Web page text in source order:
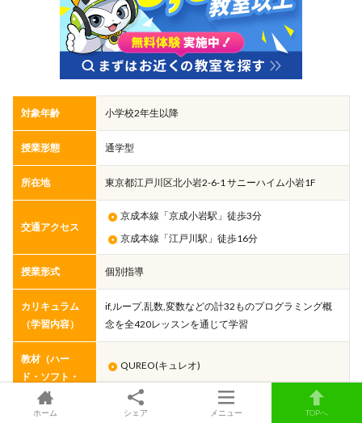
対象年齢 小学校2年生以降
授業形態 通学型
所在地 東京都江戸川区北小岩2-6-1 サニーハイム小岩1F
交通アクセス
京成本線「京成小岩駅」徒歩3分
京成本線「江戸川駅」徒歩16分
授業形式 個別指導
カリキュラム
（学習内容）
if,ループ,乱数,変数などの計32ものプログラミング概
念を全420レッスンを通じて学習
教材（ハー
ド・ソフト・
言語）
QUREO(キュレオ)
ビジュアル言語
ホーム シェア メニュー TOPへ